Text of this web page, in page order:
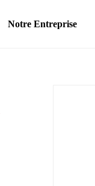
Notre Entreprise